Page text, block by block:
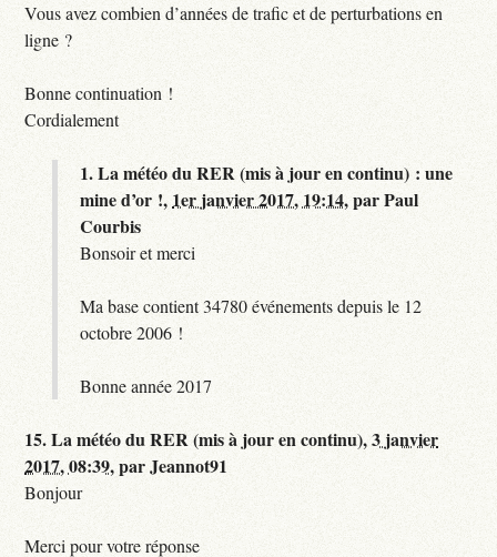
Vous avez combien d’années de trafic et de perturbations en
ligne ?
Bonne continuation !
Cordialement
1.La météo du RER (mis à jour en continu) : une
mine d’or !, 1er janvier 2017, 19:14,parPaul
Courbis
Bonsoir et merci
Ma base contient 34780 événements depuis le 12
octobre 2006 !
Bonne année 2017
15.La météo du RER (mis à jour en continu),3 janvier
2017, 08:39,parJeannot91
Bonjour
Merci pour votre réponse